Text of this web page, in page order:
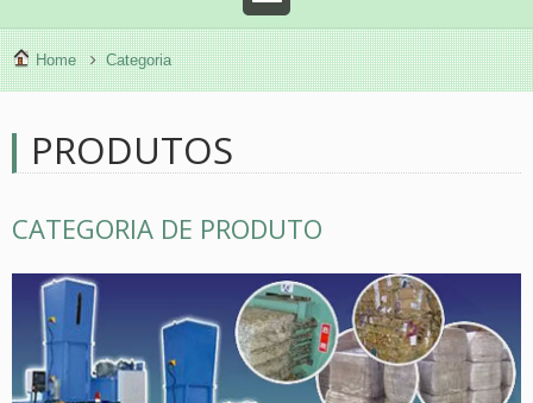
Home Categoria
PRODUTOS
CATEGORIA DE PRODUTO